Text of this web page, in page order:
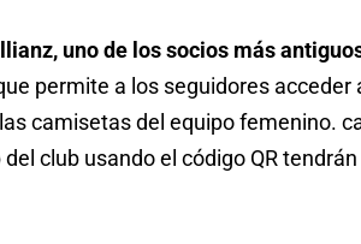
uno de los socios más
permite a los seguidores acceder
camisetas del equipo femenino.
club usando el código QR